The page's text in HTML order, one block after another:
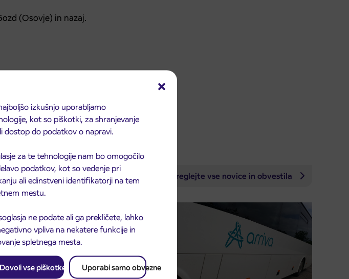
izkušnjo uporabljamo
kot so piškotki, za shranjevanje
dostop do podatkov o napravi.
za te tehnologije nam bo omogočilo
podatkov, kot so vedenje pri
ali edinstveni identifikatorji na tem
mestu.
ne podate ali ga prekličete, lahko
vpliva na nekatere funkcije in
spletnega mesta.
Dovoli vse piškotke Uporabi samo obvezne
(Osovje) in nazaj.
Preglejte vse novice in obvestila